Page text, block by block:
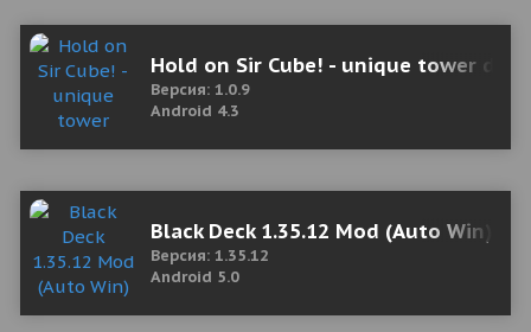
Hold on Sir Cube! - unique tower
Версия: 1.0.9
Android 4.3
Black Deck 1.35.12 Mod (Auto Win)
Версия: 1.35.12
Android 5.0